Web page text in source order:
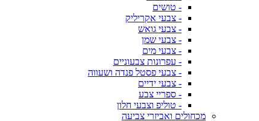
- טושים
- צבעי אקריליק
- צבעי גואש
- צבעי שמן
- צבעי מים
- עפרונות צבעוניים
- צבעי פסטל פנדה ושעווה
- צבעי ידיים
- ספריי צבע
- טוליפ וצבעי חלון
מכחולים ואביזרי צביעה